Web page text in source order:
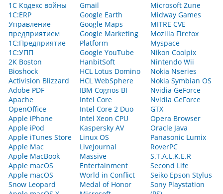
1С Кодекс войны
1С:ERP
Управление
предприятием
1С:Предприятие
1С:УПП
2K Boston
Bioshock
Activision Blizzard
Adobe PDF
Apache
OpenOffice
Apple iPhone
Apple iPod
Apple iTunes Store
Apple Mac
Apple MacBook
Apple macOS
Apple macOS
Snow Leopard
Gmail
Google Earth
Google Maps
Google Marketing
Platform
Google YouTube
HanbitSoft
HCL Lotus Domino
HCL WebSphere
IBM Cognos BI
Intel Core
Intel Core 2 Duo
Intel Xeon CPU
Kaspersky AV
Linux OS
LiveJournal
Massive
Entertainment
World in Conflict
Medal of Honor
Microsoft Zune
Midway Games
MITRE CVE
Mozilla Firefox
Myspace
Nikon Coolpix
Nintendo Wii
Nokia Nseries
Nokia Symbian OS
Nvidia GeForce
Nvidia GeForce
GTX
Opera Browser
Oracle Java
Panasonic Lumix
RoverPC
S.T.A.L.K.E.R
Second Life
Seiko Epson Stylus
Sony Playstation